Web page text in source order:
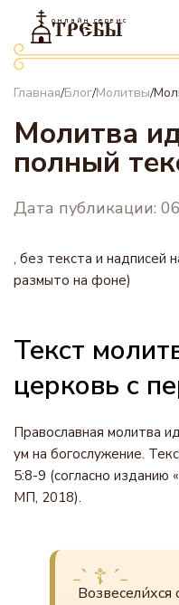
онлайн сервис
ТРЕБЫ
Главная/Блог/Молитвы/
Молитва
полный
Дата публикации:
, без текста и надписей
размыто на фоне)
Текст
церковь с
Православная молитва
ум на богослужение.
5:8-9 (согласно изданию
МП, 2018).